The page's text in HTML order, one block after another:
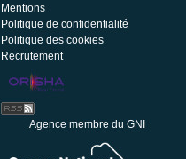
Mentions
Politique de confidentialité
Politique des cookies
Recrutement
Agence membre du GNI